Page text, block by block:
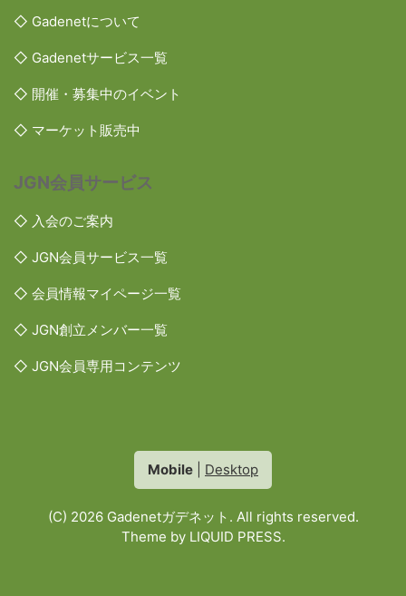
◇ Gadenetについて
◇ Gadenetサービス一覧
◇ 開催・募集中のイベント
◇ マーケット販売中
JGN会員サービス
◇ 入会のご案内
◇ JGN会員サービス一覧
◇ 会員情報マイページ一覧
◇ JGN創立メンバー一覧
◇ JGN会員専用コンテンツ
Mobile Desktop
(C) 2026 Gadenetガデネット . All rights reserved.
Theme by LIQUID PRESS.